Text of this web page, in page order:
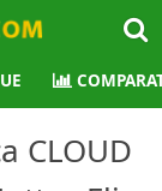
CLOUD